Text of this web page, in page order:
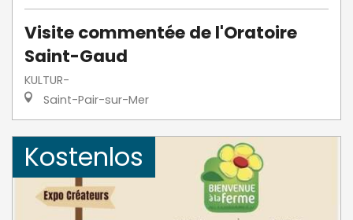
Visite commentée de l'Oratoire
Saint-Gaud
KULTUR-
Saint-Pair-sur-Mer
Kostenlos